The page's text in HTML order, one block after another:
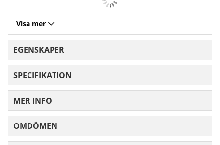
Visa mer
EGENSKAPER
SPECIFIKATION
MER INFO
OMDÖMEN